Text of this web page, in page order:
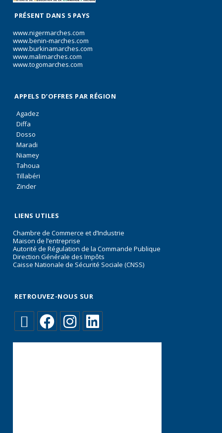
PRÉSENT DANS 5 PAYS
www.nigermarches.com
www.benin-marches.com
www.burkinamarches.com
www.malimarches.com
www.togomarches.com
APPELS D’OFFRES PAR RÉGION
Agadez
Diffa
Dosso
Maradi
Niamey
Tahoua
Tillabéri
Zinder
LIENS UTILES
Chambre de Commerce et d’Industrie
Maison de l’entreprise
Autorité de Régulation de la Commande Publique
Direction Générale des Impôts
Caisse Nationale de Sécurité Sociale (CNSS)
RETROUVEZ-NOUS SUR